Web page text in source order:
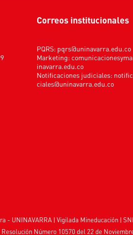
Correos institucionales
PQRS: pqrs@uninavarra.edu.co
Marketing:
inavarra.edu.co
Notificaciones judiciales:
ciales@uninavarra.edu.co
- UNINAVARRA | Vigilada Mineducación |
Número 10570 del 22 de